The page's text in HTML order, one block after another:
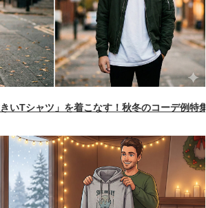
いTシャツ」を着こなす！秋冬のコーデ例特